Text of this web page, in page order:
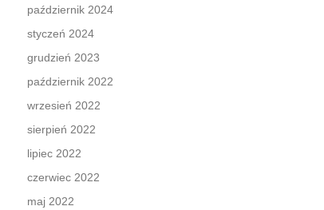
październik 2024
styczeń 2024
grudzień 2023
październik 2022
wrzesień 2022
sierpień 2022
lipiec 2022
czerwiec 2022
maj 2022